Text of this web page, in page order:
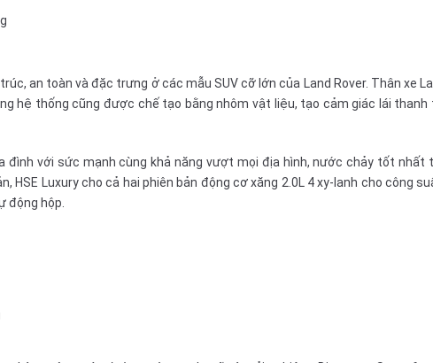
an toàn và đặc trưng ở các mẫu SUV cỡ lớn của Land Rover. Thân xe
hệ thống cũng được chế tạo bằng nhôm vật liệu, tạo cảm giác lái
đình với sức mạnh cùng khả năng vượt mọi địa hình, nước chảy tốt nhất
HSE Luxury cho cả hai phiên bản động cơ xăng 2.0L 4 xy-lanh cho công
động hộp.